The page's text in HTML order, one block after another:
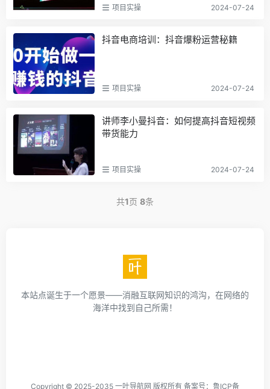
项目实操 2024-07-24
抖音电商培训：抖音爆粉运营秘籍
项目实操 2024-07-24
讲师李小曼抖音：如何提高抖音短视频
带货能力
项目实操 2024-07-24
共1页 8条
本站点诞生于一个愿景——消融互联网知识的鸿沟，在网络的
海洋中找到自己所需！
Copyright © 2025-2035 一叶导航网 版权所有 备案号： 鲁ICP备